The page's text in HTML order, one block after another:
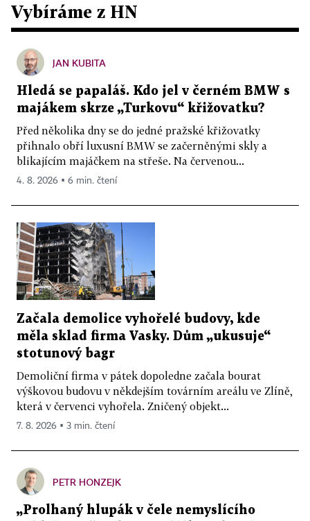
Vybíráme z HN
JAN KUBITA
Hledá se papaláš. Kdo jel v černém BMW s
majákem skrze „Turkovu“ křižovatku?
Před několika dny se do jedné pražské křižovatky
přihnalo obří luxusní BMW se začerněnými skly a
blikajícím majáčkem na střeše. Na červenou...
4. 8. 2026 ▪ 6 min. čtení
Začala demolice vyhořelé budovy, kde
měla sklad firma Vasky. Dům „ukusuje“
stotunový bagr
Demoliční firma v pátek dopoledne začala bourat
výškovou budovu v někdejším továrním areálu ve Zlíně,
která v červenci vyhořela. Zničený objekt...
7. 8. 2026 ▪ 3 min. čtení
PETR HONZEJK
„Prolhaný hlupák v čele nemyslícího